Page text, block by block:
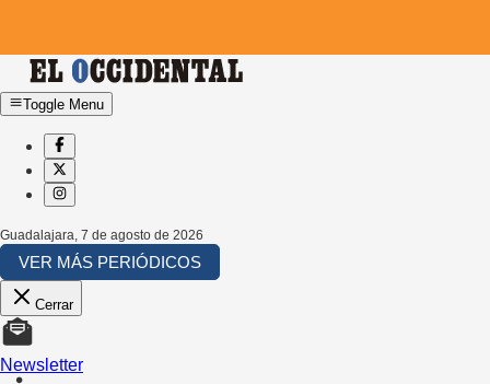
Toggle Menu
Guadalajara, 7 de agosto de 2026
VER MÁS PERIÓDICOS
Cerrar
Newsletter